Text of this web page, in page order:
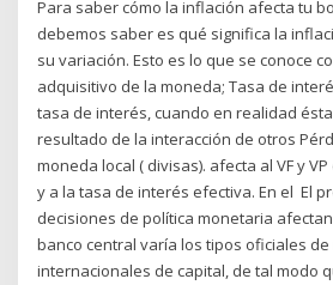
Para saber cómo la inflación afecta tu
debemos saber es qué significa la
su variación. Esto es lo que se conoce
adquisitivo de la moneda; Tasa de
tasa de interés, cuando en realidad
resultado de la interacción de otros
moneda local ( divisas). afecta al VF y
y a la tasa de interés efectiva. En el El
decisiones de política monetaria
banco central varía los tipos oficiales
internacionales de capital, de tal modo